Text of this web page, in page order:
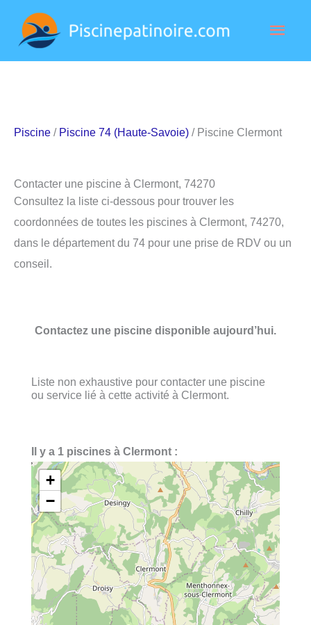
contenu
Piscine / Piscine 74 (Haute-Savoie) / Piscine Clermont
Contacter une piscine à Clermont, 74270
Consultez la liste ci-dessous pour trouver les
coordonnées de toutes les piscines à Clermont, 74270,
dans le département du 74 pour une prise de RDV ou un
conseil.
Contactez une piscine disponible aujourd’hui.
Liste non exhaustive pour contacter une piscine
ou service lié à cette activité à Clermont.
Il y a 1 piscines à Clermont :
+
−